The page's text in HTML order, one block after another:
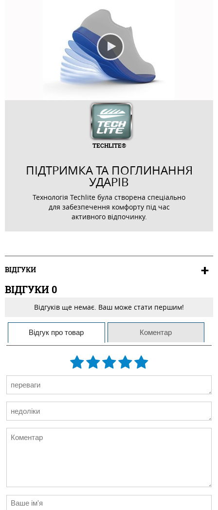
TECHLITE®
ПІДТРИМКА ТА ПОГЛИНАННЯ
УДАРІВ
Технологія Techlite була створена спеціально
для забезпечення комфорту під час
активного відпочинку.
ВІДГУКИ
ВІДГУКИ 0
Відгуків ще немає. Ваш може стати першим!
Відгук про товар Коментар